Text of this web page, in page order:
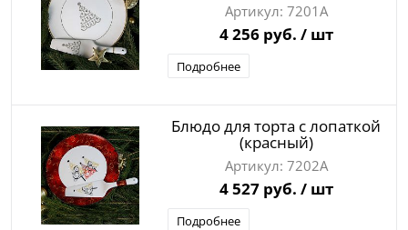
7201А
4 256 руб. / шт
Подробнее
Блюдо для торта с лопаткой
(красный)
7202А
4 527 руб. / шт
Подробнее